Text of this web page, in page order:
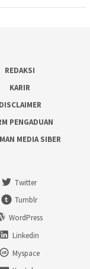
REDAKSI
KARIR
DISCLAIMER
PENGADUAN
MEDIA SIBER
Twitter
Tumblr
WordPress
Linkedin
Myspace